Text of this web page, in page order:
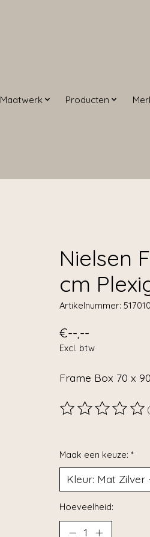
Maatwerk Producten
Nielsen
cm
Artikelnummer:
€--,--
Excl. btw
Frame Box 70 x
De beoordeling
Maak een keuze: *
Hoeveelheid: